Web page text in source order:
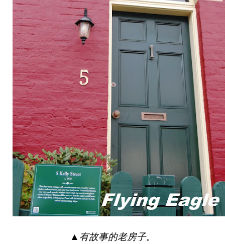
▲ 有故事的老房子。